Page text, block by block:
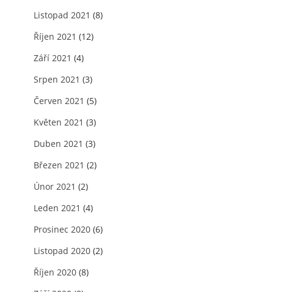
Listopad 2021 (8)
Říjen 2021 (12)
Září 2021 (4)
Srpen 2021 (3)
Červen 2021 (5)
Květen 2021 (3)
Duben 2021 (3)
Březen 2021 (2)
Únor 2021 (2)
Leden 2021 (4)
Prosinec 2020 (6)
Listopad 2020 (2)
Říjen 2020 (8)